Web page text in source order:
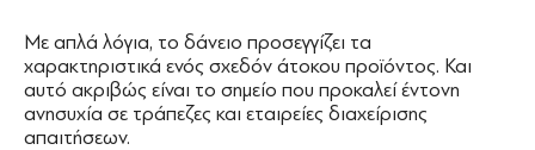
Με απλά λόγια, το δάνειο προσεγγίζει τα
χαρακτηριστικά ενός σχεδόν άτοκου προϊόντος. Και
αυτό ακριβώς είναι το σημείο που προκαλεί έντονη
ανησυχία σε τράπεζες και εταιρείες διαχείρισης
απαιτήσεων.